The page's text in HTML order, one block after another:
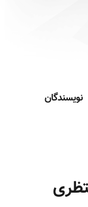
نویسندگان